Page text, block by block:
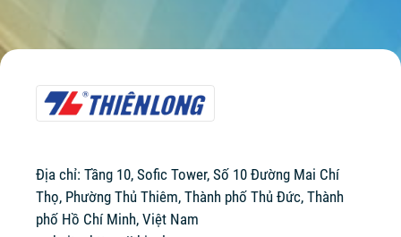
Địa chỉ: Tầng 10, Sofic Tower, Số 10 Đường Mai Chí
Thọ, Phường Thủ Thiêm, Thành phố Thủ Đức, Thành
phố Hồ Chí Minh, Việt Nam